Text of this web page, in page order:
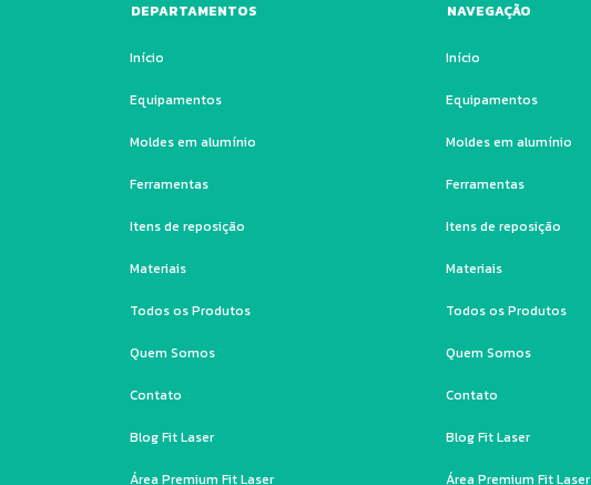
DEPARTAMENTOS
Início
Equipamentos
Moldes em alumínio
Ferramentas
Itens de reposição
Materiais
Todos os Produtos
Quem Somos
Contato
Blog Fit Laser
Área Premium Fit Laser
NAVEGAÇÃO
Início
Equipamentos
Moldes em alumínio
Ferramentas
Itens de reposição
Materiais
Todos os Produtos
Quem Somos
Contato
Blog Fit Laser
Área Premium Fit Laser